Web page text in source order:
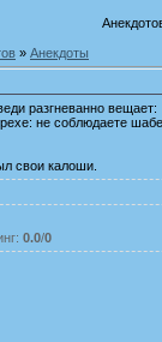
» Анекдоты
разгневанно вещает:
не соблюдаете
свои калоши.
: 0.0/0